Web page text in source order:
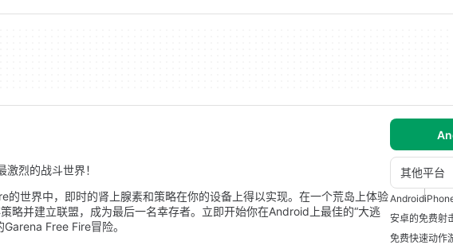
烈的战斗世界！
其他平台
的世界中，即时的肾上腺素和策略在你的设备上得以实现。在一个荒岛上体验
略并建立联盟，成为最后一名幸存者。立即开始你在Android上最佳的“大逃
Free Fire冒险。
Android
安卓的免费射
免费快速动作